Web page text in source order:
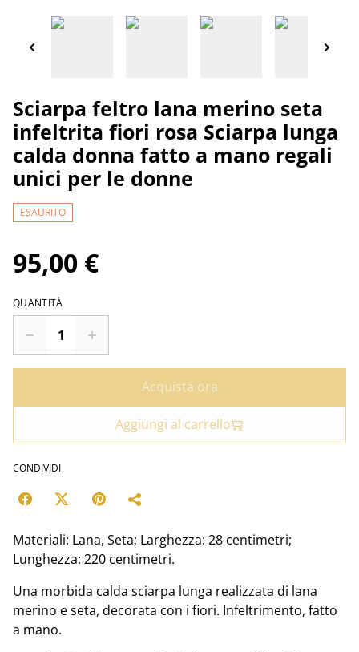
Sciarpa feltro lana merino seta
infeltrita fiori rosa Sciarpa lunga
calda donna fatto a mano regali
unici per le donne
ESAURITO
95,00 €
QUANTITÀ
Acquista ora
Aggiungi al carrello
CONDIVIDI
Materiali: Lana, Seta; Larghezza: 28 centimetri;
Lunghezza: 220 centimetri.
Una morbida calda sciarpa lunga realizzata di lana
merino e seta, decorata con i fiori. Infeltrimento, fatto
a mano.